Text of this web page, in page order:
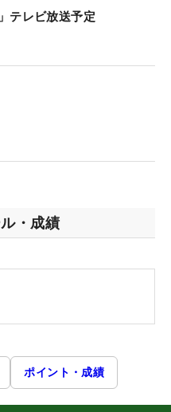
テレビ放送予定
・成績
ポイント・成績